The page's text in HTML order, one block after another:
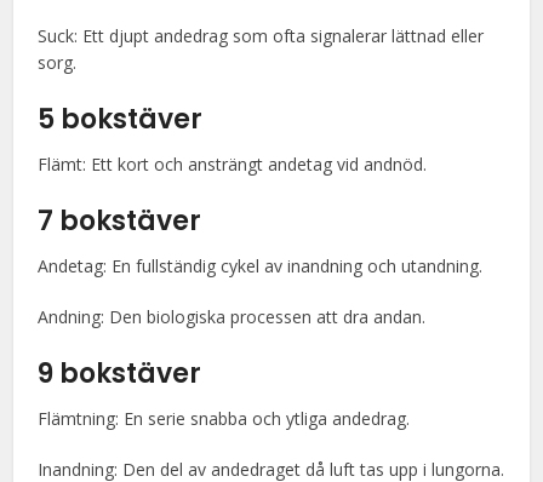
Suck: Ett djupt andedrag som ofta signalerar lättnad eller
sorg.
5 bokstäver
Flämt: Ett kort och ansträngt andetag vid andnöd.
7 bokstäver
Andetag: En fullständig cykel av inandning och utandning.
Andning: Den biologiska processen att dra andan.
9 bokstäver
Flämtning: En serie snabba och ytliga andedrag.
Inandning: Den del av andedraget då luft tas upp i lungorna.